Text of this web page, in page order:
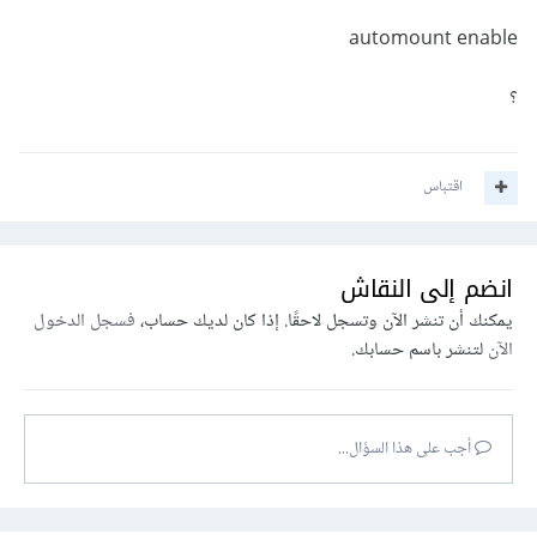
automount enable
؟
اقتباس
انضم إلى النقاش
يمكنك أن تنشر الآن وتسجل لاحقًا. إذا كان لديك حساب،فسجل الدخول
الآنلتنشر باسم حسابك.
أجب على هذا السؤال...